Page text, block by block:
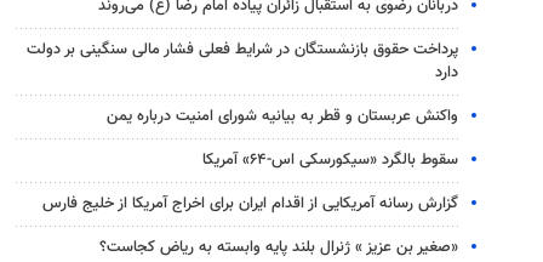
دربانان رضوی به استقبال زائران پیاده امام رضا (ع) می‌روند
پرداخت حقوق بازنشستگان در شرایط فعلی فشار مالی سنگینی بر دولت
دارد
واکنش عربستان و قطر به بیانیه شورای امنیت درباره یمن
سقوط بالگرد «سیکورسکی اس-۶۴» آمریکا
گزارش رسانه آمریکایی از اقدام ایران برای اخراج آمریکا از خلیج فارس
«صغیر بن عزیز » ژنرال بلند پایه وابسته به ریاض کجاست؟